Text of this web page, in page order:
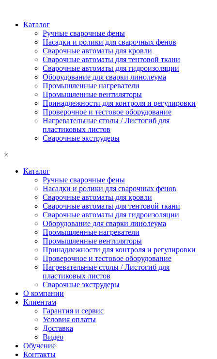
Каталог
Ручные сварочные фены
Насадки и ролики для сварочных фенов
Сварочные автоматы для кровли
Сварочные автоматы для тентовой ткани
Сварочные автоматы для гидроизоляции
Оборудование для сварки линолеума
Промышленные нагреватели
Промышленные вентиляторы
Принадлежности для контроля и регулировки
Проверочное и тестовое оборудование
Нагревательные столы / Листогиб для
пластиковых листов
Сварочные экструдеры
×
Каталог
Ручные сварочные фены
Насадки и ролики для сварочных фенов
Сварочные автоматы для кровли
Сварочные автоматы для тентовой ткани
Сварочные автоматы для гидроизоляции
Оборудование для сварки линолеума
Промышленные нагреватели
Промышленные вентиляторы
Принадлежности для контроля и регулировки
Проверочное и тестовое оборудование
Нагревательные столы / Листогиб для
пластиковых листов
Сварочные экструдеры
О компании
Клиентам
Гарантия и сервис
Условия оплаты
Доставка
Видео
Обучение
Контакты